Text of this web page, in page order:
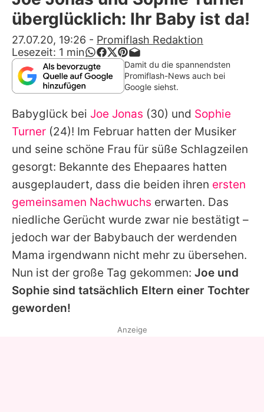
Alle Themen auf Promiflash
App runterladen
Team
Redaktionelle Richtlinien
Impressum
Nutzungsbedingungen
Utiq verwalten
überglücklich: Ihr Baby ist da!
27.07.20, 19:26 - Promiflash Redaktion
Lesezeit: 1 min
Damit du die spannendsten
Promiflash-News auch bei
Google siehst.
Babyglück bei Joe Jonas (30) und Sophie
Turner (24)! Im Februar hatten der Musiker
und seine schöne Frau für süße Schlagzeilen
gesorgt: Bekannte des Ehepaares hatten
ausgeplaudert, dass die beiden ihren ersten
gemeinsamen Nachwuchs erwarten. Das
niedliche Gerücht wurde zwar nie bestätigt –
jedoch war der Babybauch der werdenden
Mama irgendwann nicht mehr zu übersehen.
Nun ist der große Tag gekommen: Joe und
Sophie sind tatsächlich Eltern einer Tochter
geworden!
Anzeige